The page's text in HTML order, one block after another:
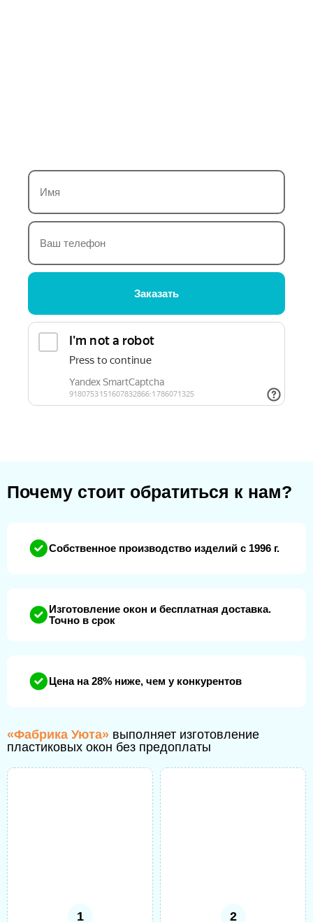
Заказать
Почему стоит обратиться к нам?
Собственное производство изделий с 1996 г.
Изготовление окон и бесплатная доставка.
Точно в срок
Цена на 28% ниже, чем у конкурентов
«Фабрика Уюта» выполняет изготовление
пластиковых окон без предоплаты
1 2